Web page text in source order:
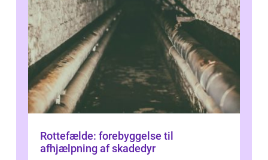
Rottefælde: forebyggelse til
afhjælpning af skadedyr